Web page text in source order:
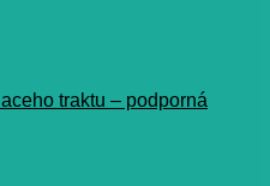
traktu – podporná